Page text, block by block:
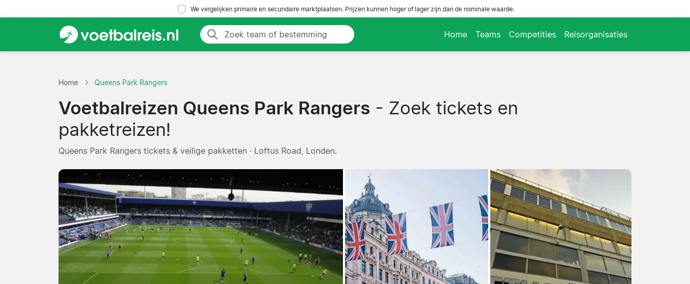
We vergelijken primaire en secundaire marktplaatsen. Prijzen kunnen hoger of lager zijn dan de nominale waarde.
Home Teams Competities Reisorganisaties
Home Queens Park Rangers
Voetbalreizen Queens Park Rangers - Zoek tickets en
pakketreizen!
Queens Park Rangers tickets & veilige pakketten · Loftus Road, Londen.